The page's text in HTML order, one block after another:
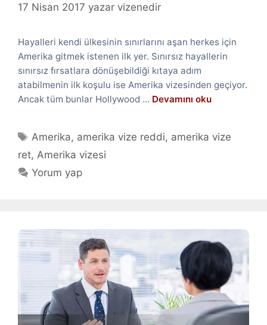
17 Nisan 2017 yazar vizenedir
Hayalleri kendi ülkesinin sınırlarını aşan herkes için
Amerika gitmek istenen ilk yer. Sınırsız hayallerin
sınırsız fırsatlara dönüşebildiği kıtaya adım
atabilmenin ilk koşulu ise Amerika vizesinden geçiyor.
Ancak tüm bunlar Hollywood … Devamını oku
Etiketler
Amerika, amerika vize reddi, amerika vize
ret, Amerika vizesi
Yorum yap